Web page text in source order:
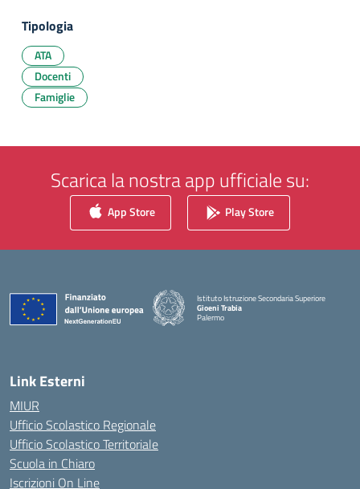
Tipologia
ATA
Docenti
Famiglie
Scarica la nostra app ufficiale su:
App Store Play Store
Istituto Istruzione Secondaria Superiore
Gioeni Trabia
Palermo
Link Esterni
MIUR
Ufficio Scolastico Regionale
Ufficio Scolastico Territoriale
Scuola in Chiaro
Iscrizioni On Line